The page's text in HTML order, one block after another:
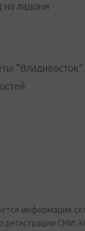
на ладони
"Владивосток"
информация
о регистрации СМИ